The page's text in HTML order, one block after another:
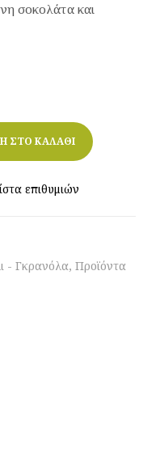
σοκολάτα και
ΣΤΟ ΚΑΛΑΘΙ
επιθυμιών
- Γκρανόλα, Προϊόντα